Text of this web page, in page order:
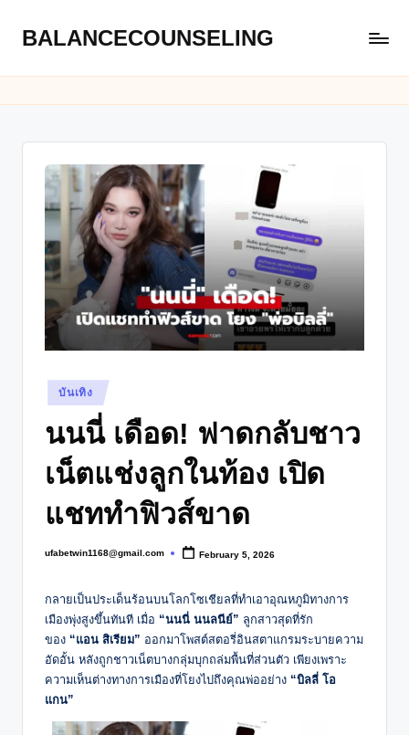
content
BALANCECOUNSELING
Posted
in
บันเทิง
นนนี่ เดือด! ฟาดกลับชาว
เน็ตแช่งลูกในท้อง เปิด
แชททำฟิวส์ขาด
Posted
ufabetwin1168@gmail.com February 5, 2026
กลายเป็นประเด็นร้อนบนโลกโซเชียลที่ทำเอาอุณหภูมิทางการ
เมืองพุ่งสูงขึ้นทันที เมื่อ “นนนี่ นนลนีย์” ลูกสาวสุดที่รัก
ของ “แอน สิเรียม” ออกมาโพสต์สตอรี่อินสตาแกรมระบายความ
อัดอั้น หลังถูกชาวเน็ตบางกลุ่มบุกถล่มพื้นที่ส่วนตัว เพียงเพราะ
ความเห็นต่างทางการเมืองที่โยงไปถึงคุณพ่ออย่าง “บิลลี่ โอ
แกน”